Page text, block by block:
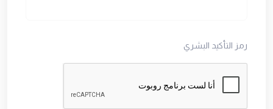
رمز التأكيد البشري